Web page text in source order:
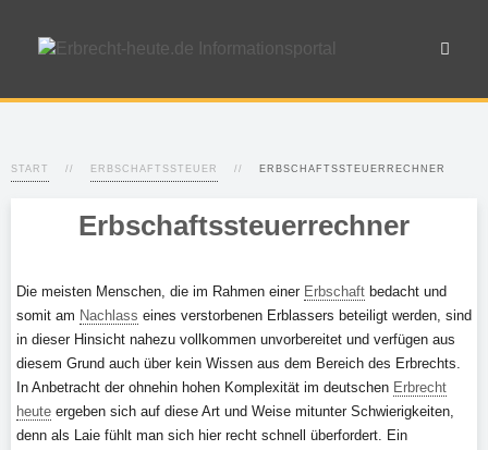
START ERBSCHAFTSSTEUER ERBSCHAFTSSTEUERRECHNER
Erbschaftssteuerrechner
Die meisten Menschen, die im Rahmen einer Erbschaft bedacht und
somit am Nachlass eines verstorbenen Erblassers beteiligt werden, sind
in dieser Hinsicht nahezu vollkommen unvorbereitet und verfügen aus
diesem Grund auch über kein Wissen aus dem Bereich des Erbrechts.
In Anbetracht der ohnehin hohen Komplexität im deutschen Erbrecht
heute ergeben sich auf diese Art und Weise mitunter Schwierigkeiten,
denn als Laie fühlt man sich hier recht schnell überfordert. Ein